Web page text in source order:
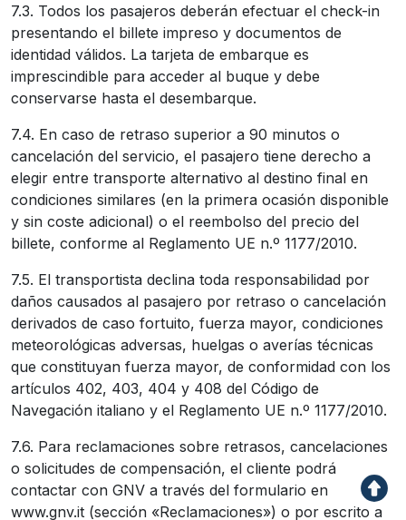
7.3. Todos los pasajeros deberán efectuar el check-in
presentando el billete impreso y documentos de
identidad válidos. La tarjeta de embarque es
imprescindible para acceder al buque y debe
conservarse hasta el desembarque.
7.4. En caso de retraso superior a 90 minutos o
cancelación del servicio, el pasajero tiene derecho a
elegir entre transporte alternativo al destino final en
condiciones similares (en la primera ocasión disponible
y sin coste adicional) o el reembolso del precio del
billete, conforme al Reglamento UE n.º 1177/2010.
7.5. El transportista declina toda responsabilidad por
daños causados al pasajero por retraso o cancelación
derivados de caso fortuito, fuerza mayor, condiciones
meteorológicas adversas, huelgas o averías técnicas
que constituyan fuerza mayor, de conformidad con los
artículos 402, 403, 404 y 408 del Código de
Navegación italiano y el Reglamento UE n.º 1177/2010.
7.6. Para reclamaciones sobre retrasos, cancelaciones
o solicitudes de compensación, el cliente podrá
contactar con GNV a través del formulario en
www.gnv.it (sección «Reclamaciones») o por escrito a